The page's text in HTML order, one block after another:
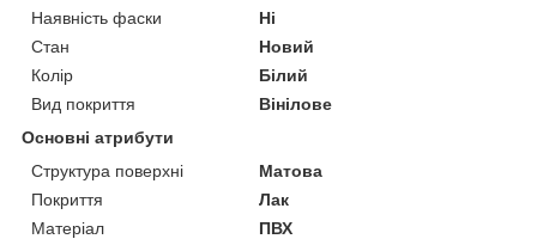
Наявність фаски
Ні
Стан
Новий
Колір
Білий
Вид покриття
Вінілове
Основні атрибути
Структура поверхні
Матова
Покриття
Лак
Матеріал
ПВХ